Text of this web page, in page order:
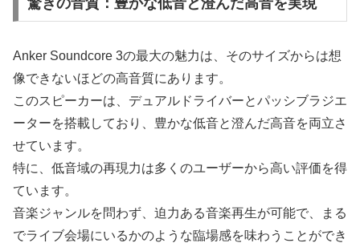
Anker Soundcore 3の最大の魅力は、そのサイズからは想
像できないほどの高音質にあります。
このスピーカーは、デュアルドライバーとパッシブラジエ
ーターを搭載しており、豊かな低音と澄んだ高音を両立さ
せています。
特に、低音域の再現力は多くのユーザーから高い評価を得
ています。
音楽ジャンルを問わず、迫力ある音楽再生が可能で、まる
でライブ会場にいるかのような臨場感を味わうことができ